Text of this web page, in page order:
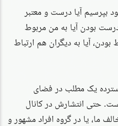
بپرسیم آیا درست و معتبر
بودن آیا به من مربوط
آیا به دیگران هم ارتباط
یک مطلب در فضای
حتی انتشارش در کانال
ما، یا در گروه افراد مشهور و